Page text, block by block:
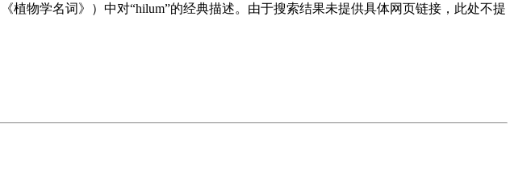
物学名词》）中对“hilum”的经典描述。由于搜索结果未提供具体网页链接，此处不提